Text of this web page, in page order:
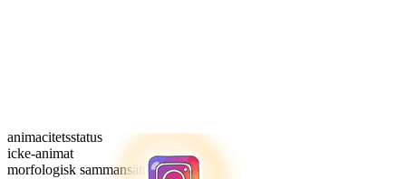
animacitetsstatus
icke-animat
morfologisk sammansättning